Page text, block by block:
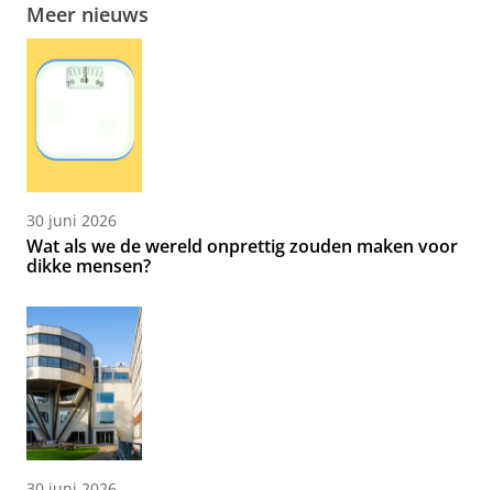
Meer nieuws
30 juni 2026
Wat als we de wereld onprettig zouden maken voor
dikke mensen?